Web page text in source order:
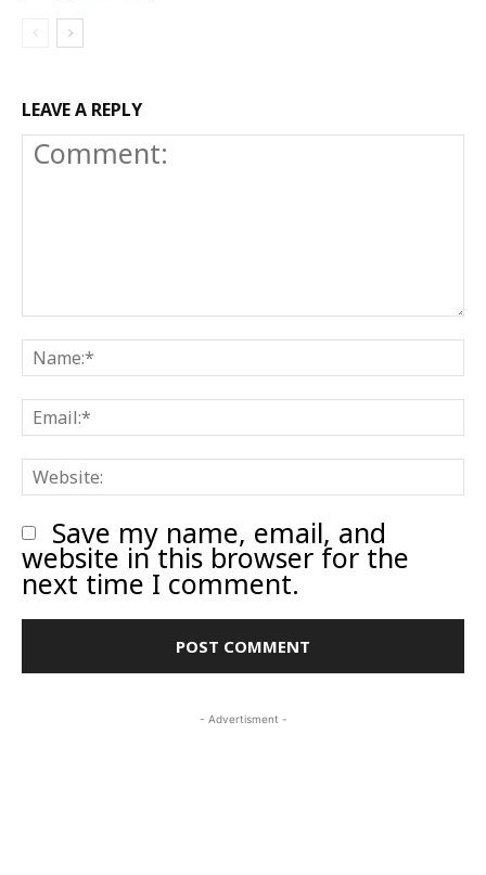
LEAVE A REPLY
Comment:
Save my name, email, and
website in this browser for the
next time I comment.
- Advertisment -